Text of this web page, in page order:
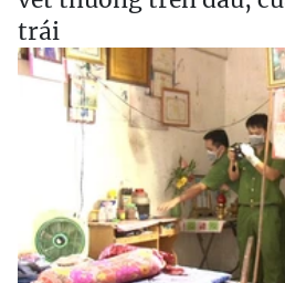
trái